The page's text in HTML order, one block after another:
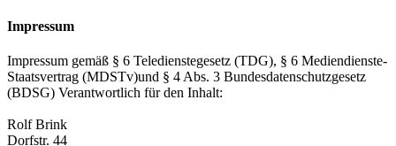
Impressum
Impressum gemäß § 6 Teledienstegesetz (TDG), § 6 Mediendienste-
Staatsvertrag (MDSTv)und § 4 Abs. 3 Bundesdatenschutzgesetz
(BDSG) Verantwortlich für den Inhalt:
Rolf Brink
Dorfstr. 44